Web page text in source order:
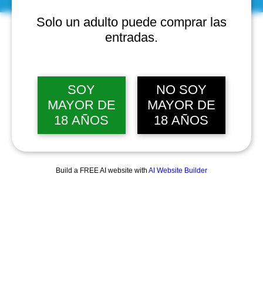
Solo un adulto puede comprar las
entradas.
SOY
MAYOR DE
18 AÑOS
NO SOY
MAYOR DE
18 AÑOS
Build a FREE AI website with AI Website Builder